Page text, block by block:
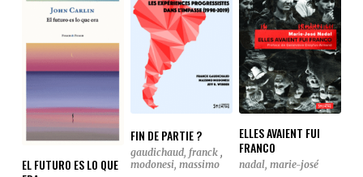
EL FUTURO ES LO QUE
FIN DE PARTIE ?
gaudichaud, franck ,
modonesi, massimo
ELLES AVAIENT FUI
FRANCO
nadal, marie-josé